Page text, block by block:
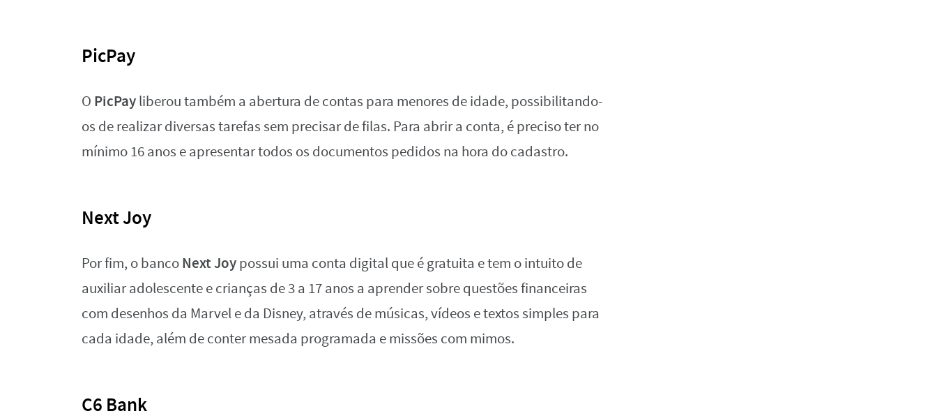
PicPay
O PicPayliberou também a abertura de contas para menores de idade, possibilitando-
os de realizar diversas tarefas sem precisar de filas. Para abrir a conta, é preciso ter no
mínimo 16 anos e apresentar todos os documentos pedidos na hora do cadastro.
Next Joy
Por fim, o bancoNext Joypossui uma conta digital que é gratuita e tem o intuito de
auxiliar adolescente e crianças de 3 a 17 anos a aprender sobre questões financeiras
com desenhos da Marvel e da Disney, através de músicas, vídeos e textos simples para
cada idade, além de conter mesada programada e missões com mimos.
C6 Bank